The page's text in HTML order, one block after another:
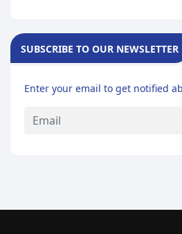
SUBSCRIBE TO OUR NEWSLETTER
Enter your email to get notified